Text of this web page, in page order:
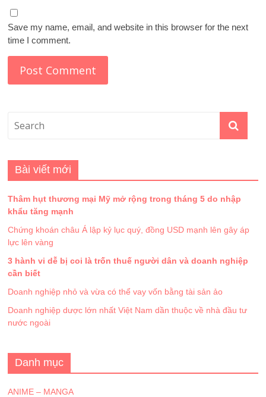
Save my name, email, and website in this browser for the next
time I comment.
Bài viết mới
Thâm hụt thương mại Mỹ mở rộng trong tháng 5 do nhập
khẩu tăng mạnh
Chứng khoán châu Á lập kỷ lục quý, đồng USD mạnh lên gây áp
lực lên vàng
3 hành vi dễ bị coi là trốn thuế người dân và doanh nghiệp
cần biết
Doanh nghiệp nhỏ và vừa có thể vay vốn bằng tài sản ảo
Doanh nghiệp dược lớn nhất Việt Nam dần thuộc về nhà đầu tư
nước ngoài
Danh mục
ANIME – MANGA